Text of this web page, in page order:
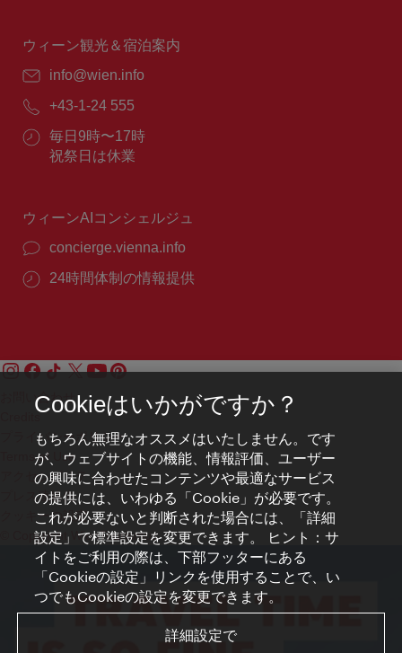
間：
ウィーン観光＆宿泊案内
E
ー
ル：
info@wien.info
電
番
号：
+43-1-24 555
営
業
毎日9時〜17時
祝祭日は休業
ウィーンAIコンシェルジュ
concierge.vienna.info
24時間体制の情報提供
お問い合わせ
Credits
プライバシーポリシー
Terms of Use
アクセシビリティ
プレス連絡先
クッキーの設定
© Copyright WienTourismus
Cookieはいかがですか？
もちろん無理なオススメはいたしません。です
が、ウェブサイトの機能、情報評価、ユーザー
の興味に合わせたコンテンツや最適なサービス
の提供には、いわゆる「Cookie」が必要です。
これが必要ないと判断された場合には、「詳細
設定」で標準設定を変更できます。 ヒント：サ
イトをご利用の際は、下部フッターにある
「Cookieの設定」リンクを使用することで、い
つでもCookieの設定を変更できます。
詳細設定で